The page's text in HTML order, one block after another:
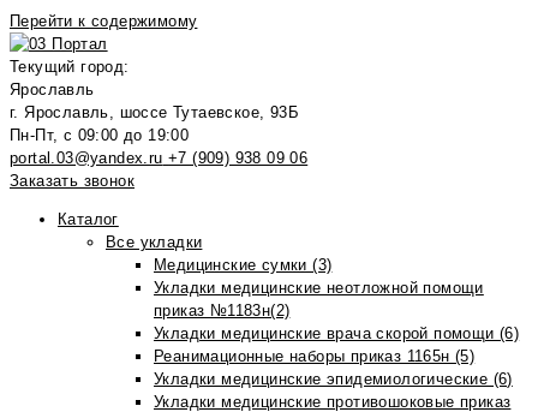
Перейти к содержимому
Текущий город:
Ярославль
г. Ярославль, шоссе Тутаевское, 93Б
Пн-Пт, с 09:00 до 19:00
portal.03@yandex.ru +7 (909) 938 09 06
Заказать звонок
Каталог
Все укладки
Медицинские сумки (3)
Укладки медицинские неотложной помощи
приказ №1183н(2)
Укладки медицинские врача скорой помощи (6)
Реанимационные наборы приказ 1165н (5)
Укладки медицинские эпидемиологические (6)
Укладки медицинские противошоковые приказ